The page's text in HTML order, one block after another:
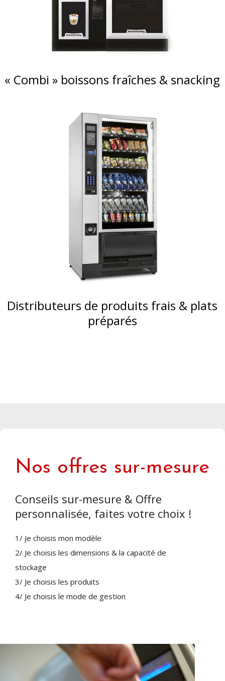
« Combi » boissons fraîches & snacking
Distributeurs de produits frais & plats
préparés
Nos offres sur-mesure
Conseils sur-mesure & Offre
personnalisée, faites votre choix !
1/ Je choisis mon modèle
2/ Je choisis les dimensions & la capacité de
stockage
3/ Je choisis les produits
4/ Je choisis le mode de gestion